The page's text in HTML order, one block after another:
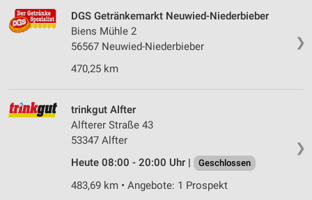
❯
DGS Getränkemarkt Neuwied-Niederbieber
Biens Mühle 2
56567 Neuwied-Niederbieber
470,25 km
❯
trinkgut Alfter
Alfterer Straße 43
53347 Alfter
Heute 08:00 - 20:00 Uhr |
Geschlossen
483,69 km • Angebote: 1 Prospekt
personalisierter Inhalte
Messung der Werbeleistung
Messung der Performance von Inhalten
Kombinationen von Daten aus verschiedenen
Quellen